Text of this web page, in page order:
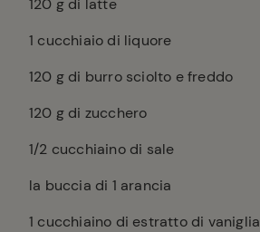
120 g di latte
1 cucchiaio di liquore
120 g di burro sciolto e freddo
120 g di zucchero
1/2 cucchiaino di sale
la buccia di 1 arancia
1 cucchiaino di estratto di vaniglia